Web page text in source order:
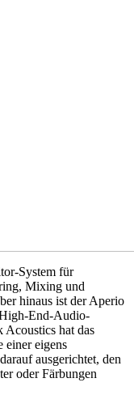
System für
Mixing und
hinaus ist der Aperio
End-Audio-
Acoustics hat das
einer eigens
ausgerichtet, den
oder Färbungen